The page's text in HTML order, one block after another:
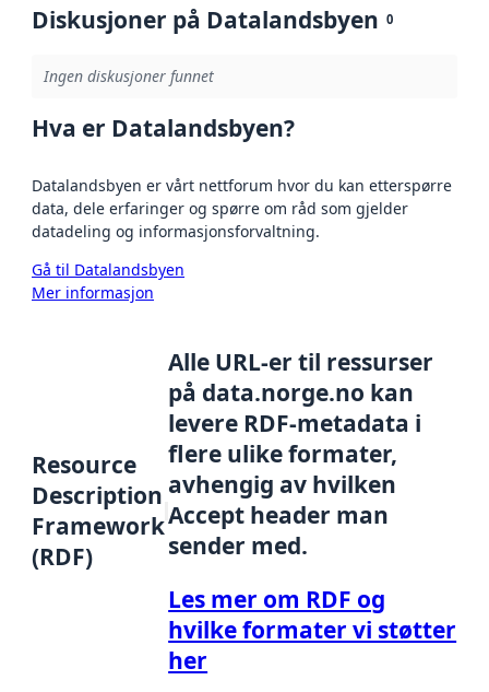
Diskusjoner på Datalandsbyen 0
Ingen diskusjoner funnet
Hva er Datalandsbyen?
Datalandsbyen er vårt nettforum hvor du kan etterspørre
data, dele erfaringer og spørre om råd som gjelder
datadeling og informasjonsforvaltning.
Gå til Datalandsbyen
Mer informasjon
Resource
Description
Framework
(RDF)
Alle URL-er til ressurser
på data.norge.no kan
levere RDF-metadata i
flere ulike formater,
avhengig av hvilken
Accept header man
sender med.
Les mer om RDF og
hvilke formater vi støtter
her